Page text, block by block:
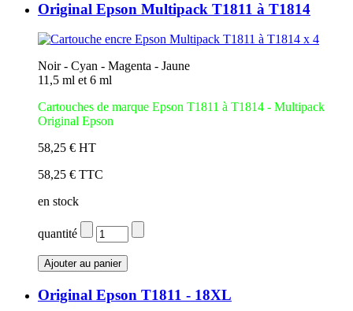
Original Epson Multipack T1811 à T1814
Noir - Cyan - Magenta - Jaune
11,5 ml et 6 ml
Cartouches de marque Epson T1811 à T1814 - Multipack
Original Epson
58,25 € HT
58,25 € TTC
en stock
quantité
Original Epson T1811 - 18XL